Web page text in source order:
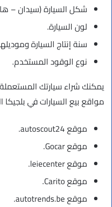
شكل السيارة (سيدان –
لون السيارة.
سنة إنتاج السيارة
نوع الوقود المستخدم.
يمكنك شراء سيارتك
مواقع بيع السيارات في بلجيكا
موقع autoscout24.
موقع Gocar.
موقع leiecenter.
موقع Carito.
موقع autotrends.be.